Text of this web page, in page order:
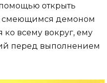
открыть
смеющимся демоном
ко всему вокруг, ему
перед выполнением